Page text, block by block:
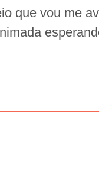
que vou me